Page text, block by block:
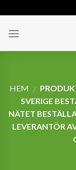
to
content
HEM /
SVERIGE
NÄTET
LEVERANTÖR